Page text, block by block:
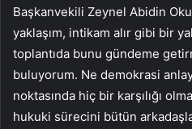
Başkanvekili Zeynel Abidin
yaklaşım, intikam alır gibi bir
toplantıda bunu gündeme
buluyorum. Ne demokrasi
noktasında hiç bir karşılığı
hukuki sürecini bütün